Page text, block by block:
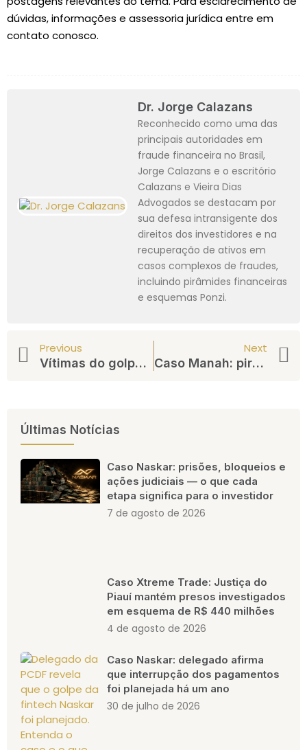
dúvidas, informações e assessoria jurídica entre em
contato conosco.
Dr. Jorge Calazans
Reconhecido como uma das
principais autoridades em
fraude financeira no Brasil,
Jorge Calazans e o escritório
Calazans e Vieira Dias
Advogados se destacam por
sua defesa intransigente dos
direitos dos investidores e na
recuperação de ativos em
casos complexos de fraudes,
incluindo pirâmides financeiras
e esquemas Ponzi.
Previous
Vítimas do golpe da A.C. Consultoria buscam justiça após desmantelamento da pirâmide financeira
Next
Caso Manah: pirâmide financeira e a responsabilidade dos influenciadores em destaque
Últimas Notícias
Caso Naskar: prisões, bloqueios e
ações judiciais — o que cada
etapa significa para o investidor
7 de agosto de 2026
Caso Xtreme Trade: Justiça do
Piauí mantém presos investigados
em esquema de R$ 440 milhões
4 de agosto de 2026
Caso Naskar: delegado afirma
que interrupção dos pagamentos
foi planejada há um ano
30 de julho de 2026